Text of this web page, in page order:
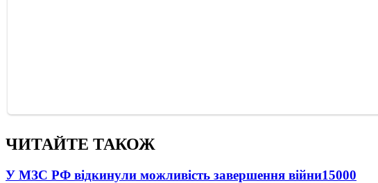
ЧИТАЙТЕ ТАКОЖ
У МЗС РФ відкинули можливість завершення війни15000